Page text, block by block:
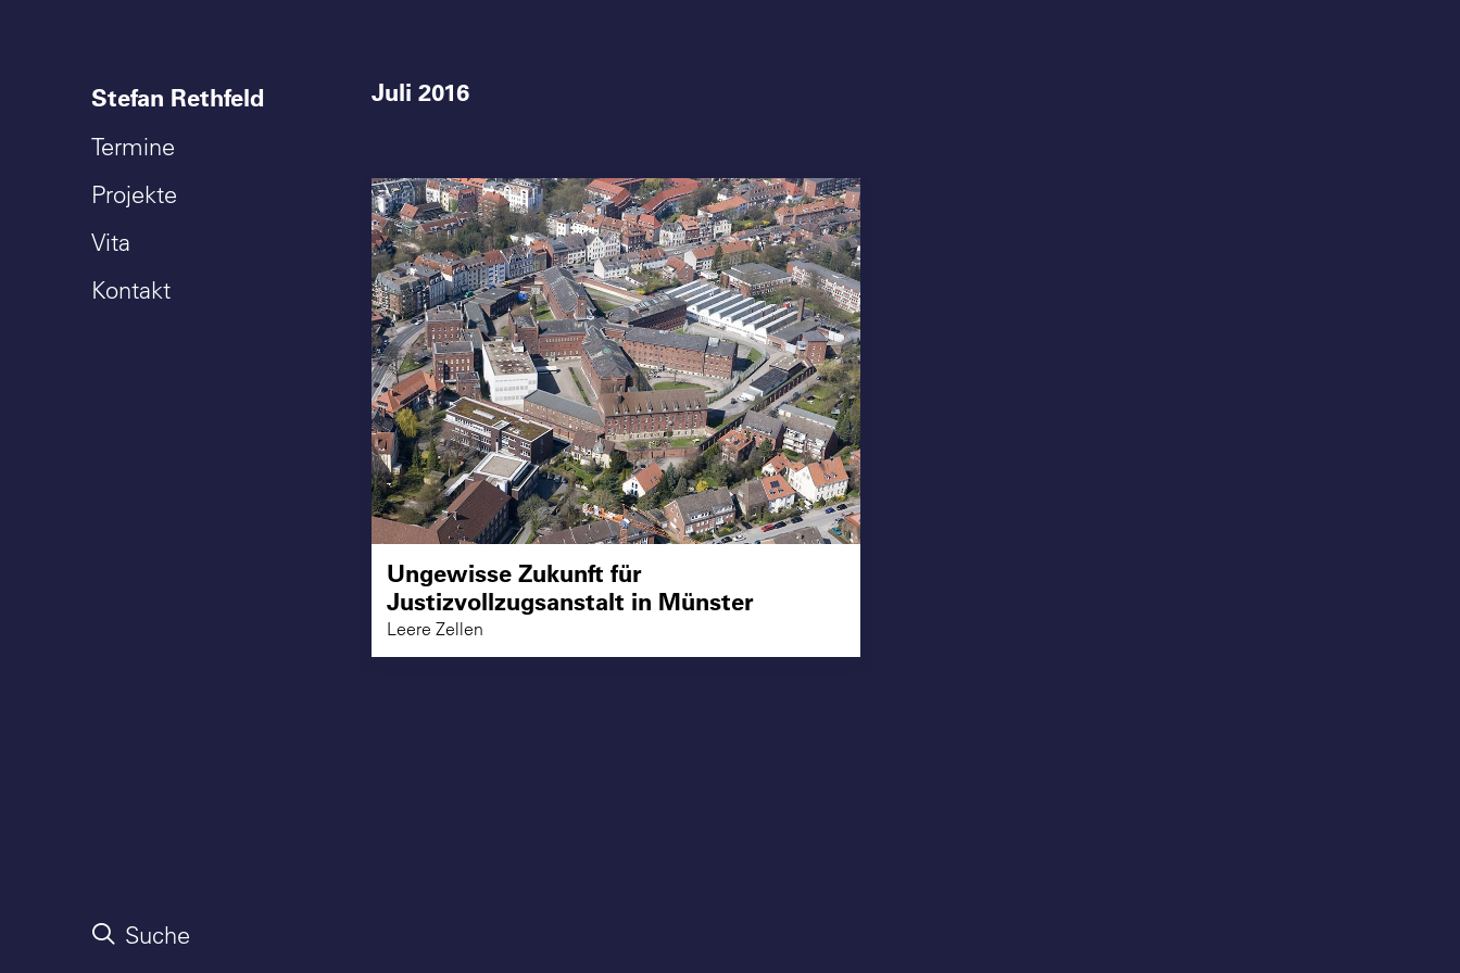
Stefan Rethfeld
Termine
Projekte
Vita
Kontakt
Suche
Juli 2016
Ungewisse Zukunft für
Justizvollzugsanstalt in Münster
Leere Zellen